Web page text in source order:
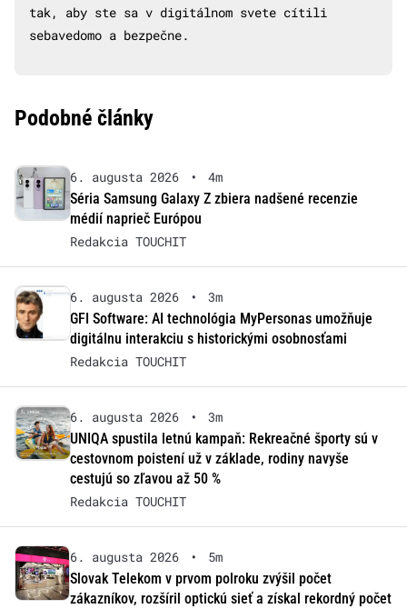
tak, aby ste sa v digitálnom svete cítili
sebavedomo a bezpečne.
Podobné články
6. augusta 2026 •
4m
Séria Samsung Galaxy Z zbiera nadšené recenzie
médií naprieč Európou
Redakcia TOUCHIT
6. augusta 2026 •
3m
GFI Software: AI technológia MyPersonas umožňuje
digitálnu interakciu s historickými osobnosťami
Redakcia TOUCHIT
6. augusta 2026 •
3m
UNIQA spustila letnú kampaň: Rekreačné športy sú v
cestovnom poistení už v základe, rodiny navyše
cestujú so zľavou až 50 %
Redakcia TOUCHIT
6. augusta 2026 •
5m
Slovak Telekom v prvom polroku zvýšil počet
zákazníkov, rozšíril optickú sieť a získal rekordný počet